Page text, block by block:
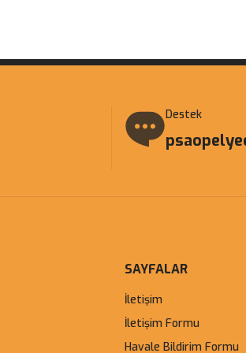
Destek
SAYFALAR
İletişim
İletişim Formu
Havale Bildirim Formu